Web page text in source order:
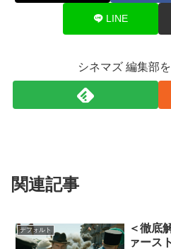
LINE
シネマズ 編集部
関連記事
デフォルト
＜徹底
ァース